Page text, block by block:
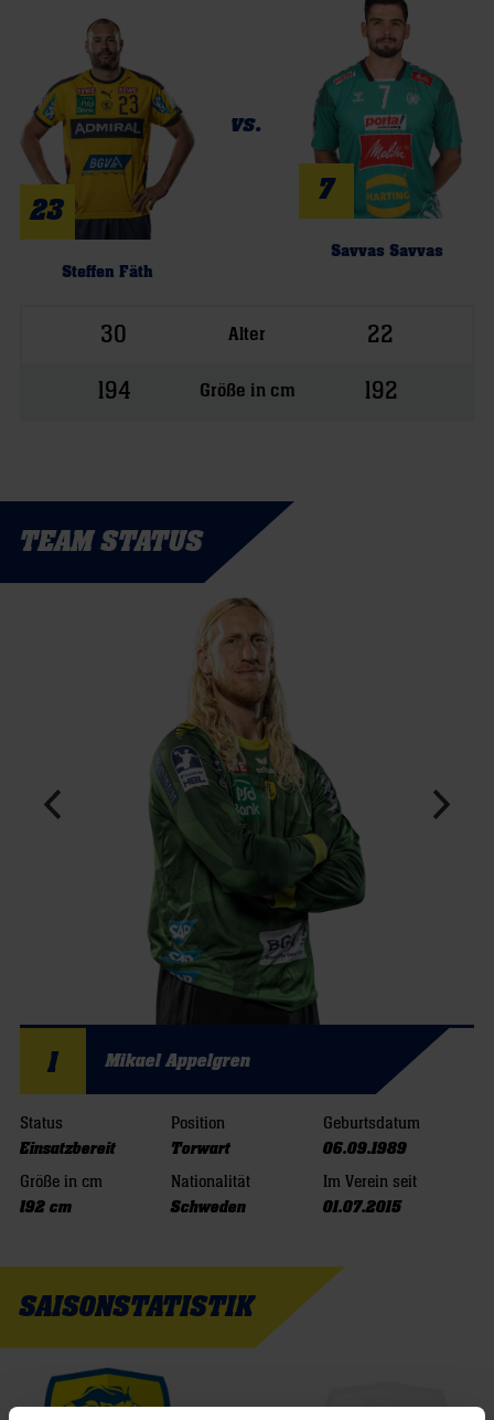
23
Steffen Fäth
vs.
7
Savvas Savvas
30 Alter 22
194 Größe in cm 192
TEAM STATUS
1 Mikael Appelgren
Status
Einsatzbereit
Position
Torwart
Geburtsdatum
06.09.1989
Größe in cm
192 cm
Nationalität
Schweden
Im Verein seit
01.07.2015
SAISONSTATISTIK